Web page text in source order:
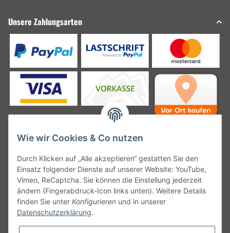
Unsere Zahlungsarten
Unsere Versanddienstleister
Unsere Communities
Wie wir Cookies & Co nutzen
Durch Klicken auf „Alle akzeptieren“ gestatten Sie den
Einsatz folgender Dienste auf unserer Website: YouTube,
Vimeo, ReCaptcha. Sie können die Einstellung jederzeit
ändern (Fingerabdruck-Icon links unten). Weitere Details
finden Sie unter Konfigurieren und in unserer
Datenschutzerklärung.